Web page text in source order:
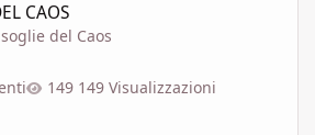
CAOS
del Caos
149 Visualizzazioni